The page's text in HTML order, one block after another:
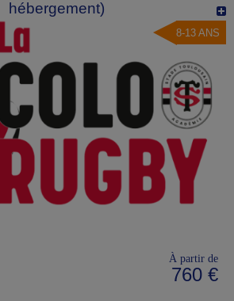
ensuite le déplacement vers la gare du
gare de Lyon, Paris Montparnasse) où la
retrouvent, pour prendre le TGV jusqu'à la
groupe jusqu'au centre de vacances ou au
séjour).
vous sont données sur cette page
en colo en train
hébergement)
8-13 ANS
À partir de
760 €